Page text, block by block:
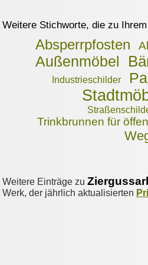
Weitere Stichworte, die zu
Absperrpfosten
Außenmöbel
Industrieschilder
Trinkbrunnen für
Weitere Einträge zu
Werk, der jährlich aktualisierten